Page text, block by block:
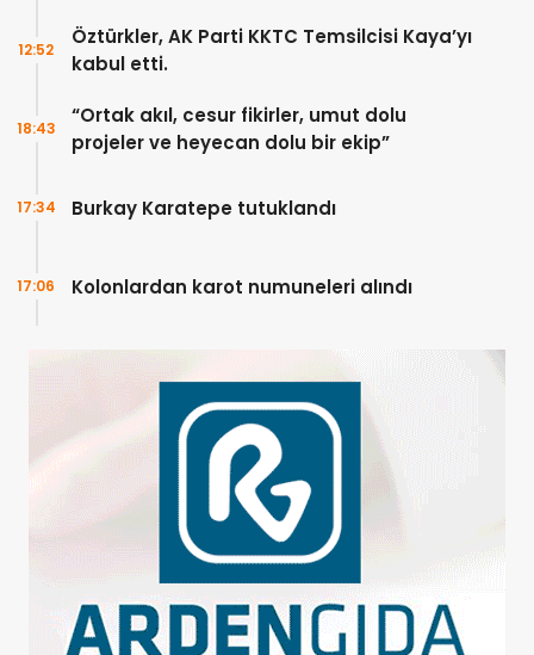
Öztürkler, AK Parti KKTC Temsilcisi Kaya’yı
kabul etti.
12:52
“Ortak akıl, cesur fikirler, umut dolu
projeler ve heyecan dolu bir ekip”
18:43
Burkay Karatepe tutuklandı
17:34
Kolonlardan karot numuneleri alındı
17:06